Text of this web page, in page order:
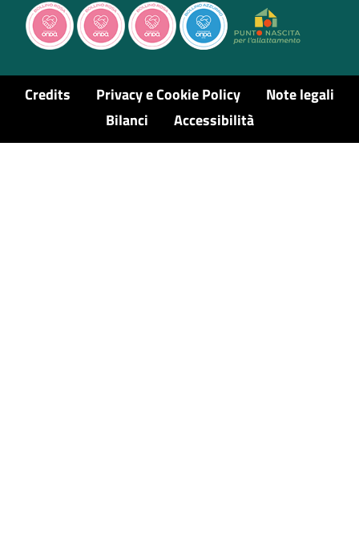
Credits Privacy e Cookie Policy
Note legali
Bilanci
Accessibilità